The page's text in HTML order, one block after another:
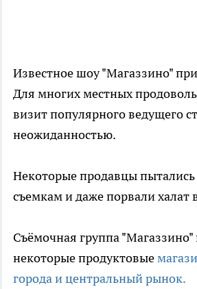
Известное шоу "Магаззино"
Для многих местных
визит популярного ведущего
неожиданностью.
Некоторые продавцы пытались
съемкам и даже порвали халат
Съёмочная группа "Магаззино"
некоторые продуктовые
города и центральный рынок.